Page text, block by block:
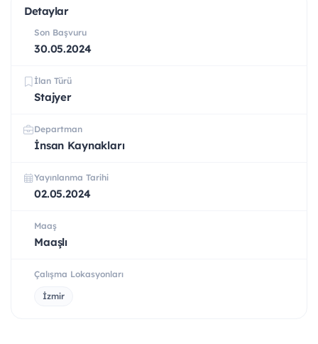
Detaylar
Son Başvuru
30.05.2024
İlan Türü
Stajyer
Departman
İnsan Kaynakları
Yayınlanma Tarihi
02.05.2024
Maaş
Maaşlı
Çalışma Lokasyonları
İzmir